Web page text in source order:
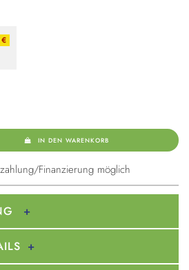
IN DEN WARENKORB
Finanzierung möglich